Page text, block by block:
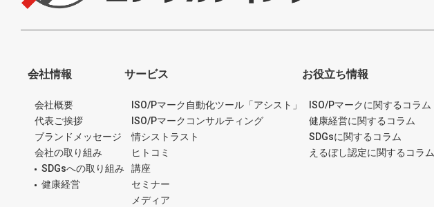
会社情報
会社概要
代表ご挨拶
ブランドメッセージ
会社の取り組み
SDGsへの取り組み
健康経営
サービス
ISO/Pマーク自動化ツール「アシスト」
ISO/Pマークコンサルティング
情シストラスト
ヒトコミ
講座
セミナー
メディア
お役立ち情報
ISO/Pマークに関するコラム
健康経営に関するコラム
SDGsに関するコラム
えるぼし認定に関するコラム